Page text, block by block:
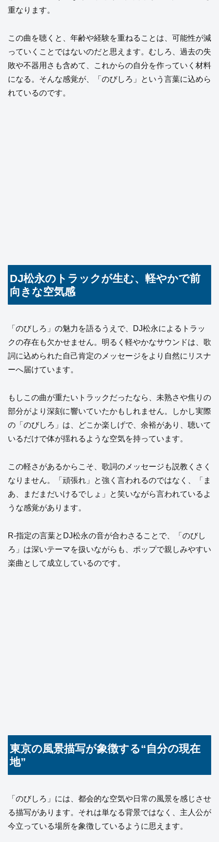
重なります。
この曲を聴くと、年齢や経験を重ねることは、可能性が減
っていくことではないのだと思えます。むしろ、過去の失
敗や不器用さも含めて、これからの自分を作っていく材料
になる。そんな感覚が、「のびしろ」という言葉に込めら
れているのです。
DJ松永のトラックが生む、軽やかで前
向きな空気感
「のびしろ」の魅力を語るうえで、DJ松永によるトラッ
クの存在も欠かせません。明るく軽やかなサウンドは、歌
詞に込められた自己肯定のメッセージをより自然にリスナ
ーへ届けています。
もしこの曲が重たいトラックだったなら、未熟さや焦りの
部分がより深刻に響いていたかもしれません。しかし実際
の「のびしろ」は、どこか楽しげで、余裕があり、聴いて
いるだけで体が揺れるような空気を持っています。
この軽さがあるからこそ、歌詞のメッセージも説教くさく
なりません。「頑張れ」と強く言われるのではなく、「ま
あ、まだまだいけるでしょ」と笑いながら言われているよ
うな感覚があります。
R-指定の言葉とDJ松永の音が合わさることで、「のびし
ろ」は深いテーマを扱いながらも、ポップで親しみやすい
楽曲として成立しているのです。
東京の風景描写が象徴する“自分の現在
地”
「のびしろ」には、都会的な空気や日常の風景を感じさせ
る描写があります。それは単なる背景ではなく、主人公が
今立っている場所を象徴しているように思えます。